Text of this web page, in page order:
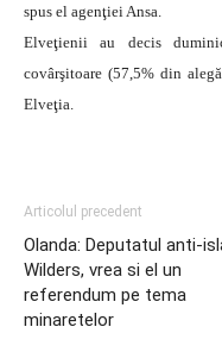
spus el agenţiei Ansa.
Elveţienii au decis
covârşitoare (57,5% din
Elveţia.
Articolul precedent
Olanda: Deputatul anti-
Wilders, vrea si el un
referendum pe tema
minaretelor